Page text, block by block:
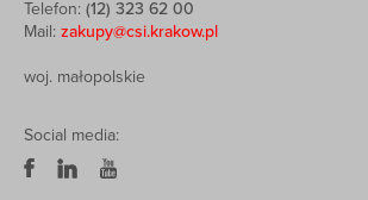
Telefon: (12) 323 62 00
Mail: zakupy@csi.krakow.pl
woj. małopolskie
Social media: